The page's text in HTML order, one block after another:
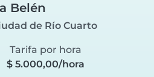
Belén
de Río Cuarto
Tarifa por hora
$ 5.000,00/hora